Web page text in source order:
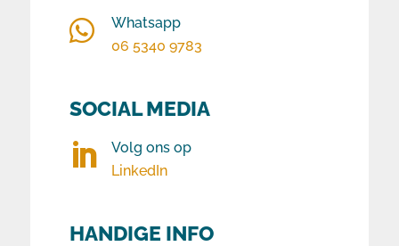

Whatsapp
06 5340 9783
SOCIAL MEDIA

Volg ons op
LinkedIn
HANDIGE INFO